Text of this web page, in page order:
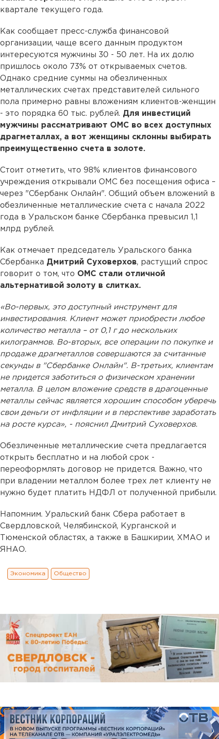
квартале текущего года.
Как сообщает пресс-служба финансовой
организации, чаще всего данным продуктом
интересуются мужчины 30 - 50 лет. На их долю
пришлось около 73% от открываемых счетов.
Однако средние суммы на обезличенных
металлических счетах представителей сильного
пола примерно равны вложениям клиентов-женщин
- это порядка 60 тыс. рублей. Для инвестиций
мужчины рассматривают ОМС во всех доступных
драгметаллах, а вот женщины склонны выбирать
преимущественно счета в золоте.
Стоит отметить, что 98% клиентов финансового
учреждения открывали ОМС без посещения офиса –
через "Сбербанк Онлайн". Общий объем вложений в
обезличенные металлические счета с начала 2022
года в Уральском банке Сбербанка превысил 1,1
млрд рублей.
Как отмечает председатель Уральского банка
Сбербанка Дмитрий Суховерхов, растущий спрос
говорит о том, что ОМС стали отличной
альтернативой золоту в слитках.
«Во-первых, это доступный инструмент для
инвестирования. Клиент может приобрести любое
количество металла – от 0,1 г до нескольких
килограммов. Во-вторых, все операции по покупке и
продаже драгметаллов совершаются за считанные
секунды в "Сбербанке Онлайн". В-третьих, клиентам
не придется заботиться о физическом хранении
металла. В целом вложение средств в драгоценные
металлы сейчас является хорошим способом уберечь
свои деньги от инфляции и в перспективе заработать
на росте курса», - пояснил Дмитрий Суховерхов.
Обезличенные металлические счета предлагается
открыть бесплатно и на любой срок -
переоформлять договор не придется. Важно, что
при владении металлом более трех лет клиенту не
нужно будет платить НДФЛ от полученной прибыли.
Напомним. Уральский банк Сбера работает в
Свердловской, Челябинской, Курганской и
Тюменской областях, а также в Башкирии, ХМАО и
ЯНАО.
Экономика Общество